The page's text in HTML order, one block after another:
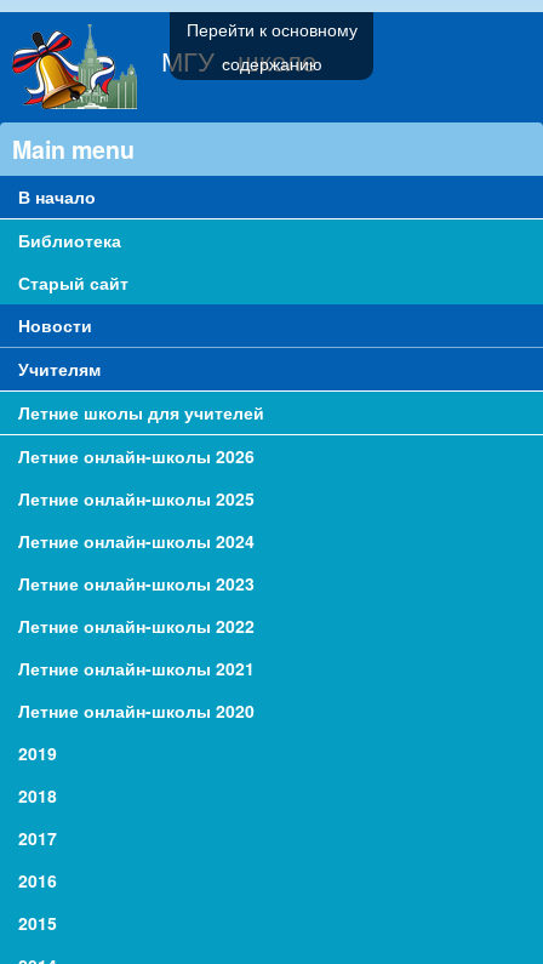
Перейти к основному
содержанию
МГУ - школе
Main menu
В начало
Библиотека
Старый сайт
Новости
Учителям
Летние школы для учителей
Летние онлайн-школы 2026
Летние онлайн-школы 2025
Летние онлайн-школы 2024
Летние онлайн-школы 2023
Летние онлайн-школы 2022
Летние онлайн-школы 2021
Летние онлайн-школы 2020
2019
2018
2017
2016
2015